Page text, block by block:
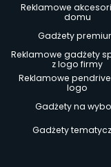
Reklamowe
domu
Gadżety
Reklamowe gadżety
z logo firmy
Reklamowe pendrive
logo
Gadżety na
Gadżety